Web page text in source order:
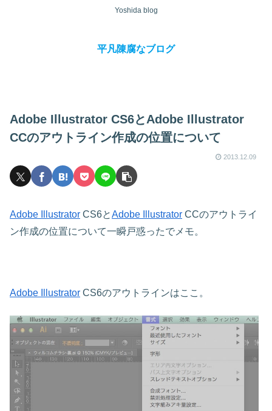
Yoshida blog
平凡陳腐なブログ
Adobe Illustrator CS6とAdobe Illustrator
CCのアウトライン作成の位置について
2013.12.09
Adobe Illustrator CS6とAdobe Illustrator CCのアウトライ
ン作成の位置について一瞬戸惑ったでメモ。
Adobe Illustrator CS6のアウトラインはここ。